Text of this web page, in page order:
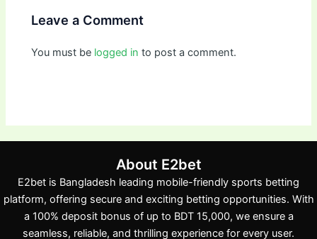
Leave a Comment
You must be logged in to post a comment.
About E2bet
E2bet is Bangladesh leading mobile-friendly sports betting
platform, offering secure and exciting betting opportunities. With
a 100% deposit bonus of up to BDT 15,000, we ensure a
seamless, reliable, and thrilling experience for every user.